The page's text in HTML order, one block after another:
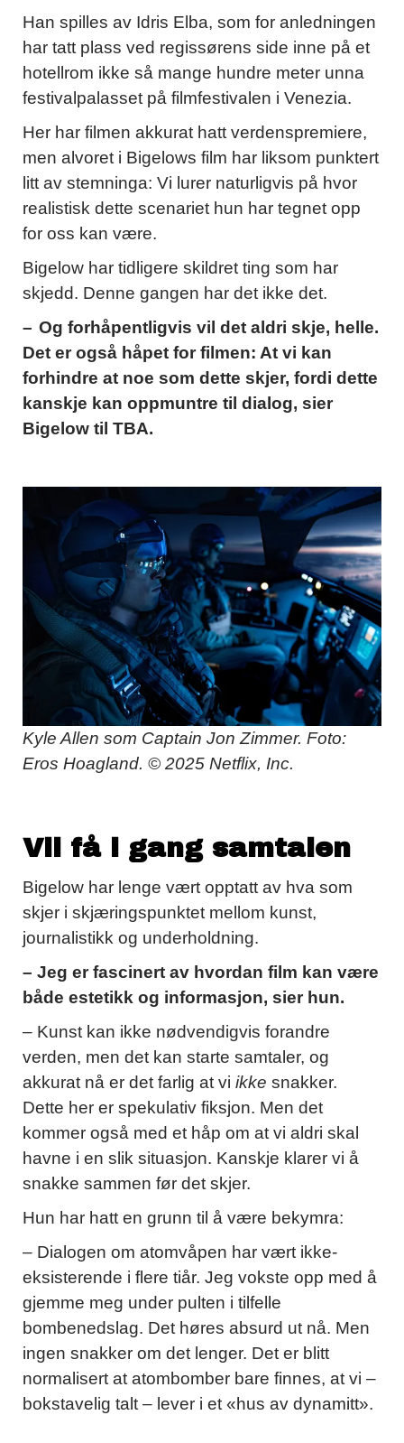
Han spilles av Idris Elba, som for anledningen
har tatt plass ved regissørens side inne på et
hotellrom ikke så mange hundre meter unna
festivalpalasset på filmfestivalen i Venezia.
Her har filmen akkurat hatt verdenspremiere,
men alvoret i Bigelows film har liksom punktert
litt av stemninga: Vi lurer naturligvis på hvor
realistisk dette scenariet hun har tegnet opp
for oss kan være.
Bigelow har tidligere skildret ting som har
skjedd. Denne gangen har det ikke det.
– Og forhåpentligvis vil det aldri skje, helle.
Det er også håpet for filmen: At vi kan
forhindre at noe som dette skjer, fordi dette
kanskje kan oppmuntre til dialog, sier
Bigelow til TBA.
Kyle Allen som Captain Jon Zimmer. Foto:
Eros Hoagland. © 2025 Netflix, Inc.
Vil få i gang samtalen
Bigelow har lenge vært opptatt av hva som
skjer i skjæringspunktet mellom kunst,
journalistikk og underholdning.
– Jeg er fascinert av hvordan film kan være
både estetikk og informasjon, sier hun.
– Kunst kan ikke nødvendigvis forandre
verden, men det kan starte samtaler, og
akkurat nå er det farlig at vi ikke snakker.
Dette her er spekulativ fiksjon. Men det
kommer også med et håp om at vi aldri skal
havne i en slik situasjon. Kanskje klarer vi å
snakke sammen før det skjer.
Hun har hatt en grunn til å være bekymra:
– Dialogen om atomvåpen har vært ikke-
eksisterende i flere tiår. Jeg vokste opp med å
gjemme meg under pulten i tilfelle
bombenedslag. Det høres absurd ut nå. Men
ingen snakker om det lenger. Det er blitt
normalisert at atombomber bare finnes, at vi –
bokstavelig talt – lever i et «hus av dynamitt».